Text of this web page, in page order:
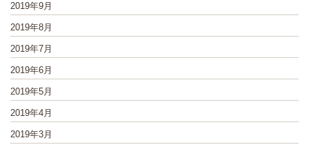
2019年9月
2019年8月
2019年7月
2019年6月
2019年5月
2019年4月
2019年3月